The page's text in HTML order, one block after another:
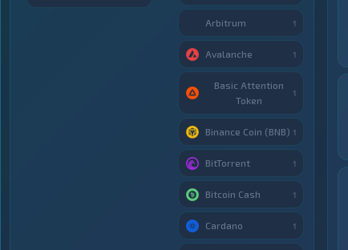
Arbitrum 1
Avalanche 1
Basic Attention
Token
1
Binance Coin (BNB) 1
BitTorrent 1
Bitcoin Cash 1
Cardano 1